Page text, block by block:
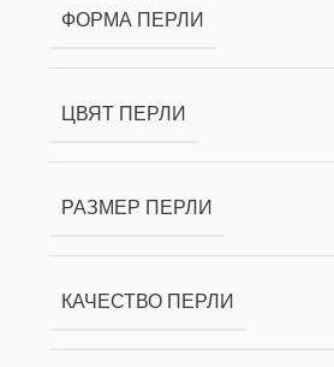
ФОРМА ПЕРЛИ
ЦВЯТ ПЕРЛИ
РАЗМЕР ПЕРЛИ
КАЧЕСТВО ПЕРЛИ